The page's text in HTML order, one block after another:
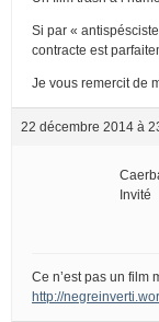
Si par «
contracte est
Je vous remercit de
22 décembre 2014 à
Invité
Ce n’est pas un film
http://